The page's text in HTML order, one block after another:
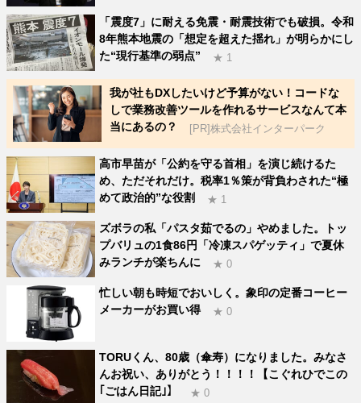
「震度7」に耐える免震・耐震技術でも破損。令和
8年熊本地震の「想定を超えた揺れ」が明らかにし
た“現行基準の弱点”
★ 1
我が社もDXしたいけど予算がない！コードな
しで業務改善ツールを作れるサービスなんて本
当にあるの？
[PR]株式会社インターパーク
高市早苗が「公約を守る首相」を演じ続けるた
め、ただそれだけ。税率1％策が背負わされた“極
めて政治的”な役割
★ 1
ズボラの私「パスタ茹でるの」やめました。トッ
プバリュの1食86円「冷凍スパゲッティ」で夏休
みランチが楽ちんに
★ 0
忙しい朝も時短でおいしく。象印の定番コーヒー
メーカーがお買い得
★ 0
TORUくん、80歳（傘寿）になりました。みなさ
んお祝い、ありがとう！！！！【こぐれひでこの
｢ごはん日記｣】
★ 0